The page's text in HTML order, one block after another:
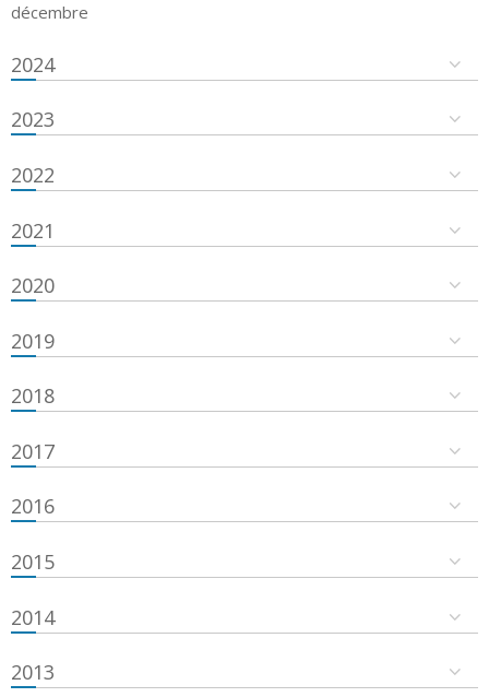
décembre
2024
2023
2022
2021
2020
2019
2018
2017
2016
2015
2014
2013